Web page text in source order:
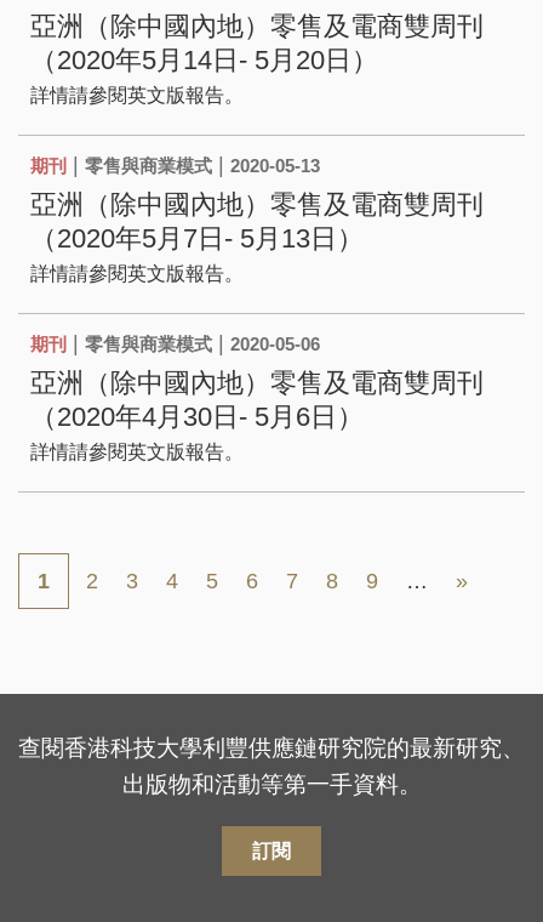
亞洲（除中國內地）零售及電商雙周刊
（2020年5月14日- 5月20日）
詳情請參閱英文版報告。
期刊 | 零售與商業模式 | 2020-05-13
亞洲（除中國內地）零售及電商雙周刊
（2020年5月7日- 5月13日）
詳情請參閱英文版報告。
期刊 | 零售與商業模式 | 2020-05-06
亞洲（除中國內地）零售及電商雙周刊
（2020年4月30日- 5月6日）
詳情請參閱英文版報告。
Pagination
目
前
1
頁
2
頁
3
頁
4
頁
5
頁
6
頁
7
頁
8
頁
9 … »
查閱香港科技大學利豐供應鏈研究院的最新研究、
出版物和活動等第一手資料。
訂閱